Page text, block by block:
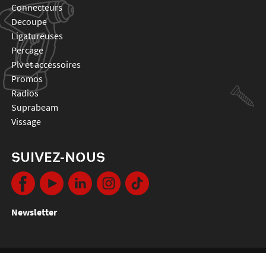
connecteurs
decoupe
ligatureuses
percage
plv et accessoires
promos
radios
suprabeam
vissage
SUIVEZ-NOUS
Newsletter